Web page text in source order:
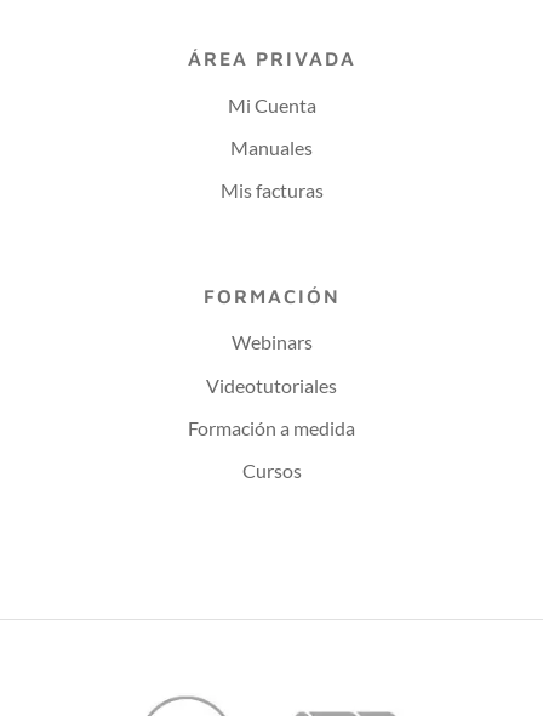
ÁREA PRIVADA
Mi Cuenta
Manuales
Mis facturas
FORMACIÓN
Webinars
Videotutoriales
Formación a medida
Cursos